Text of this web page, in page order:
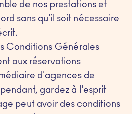
de nos prestations et
sans qu'il soit nécessaire
Conditions Générales
aux réservations
d'agences de
gardez à l'esprit
peut avoir des conditions